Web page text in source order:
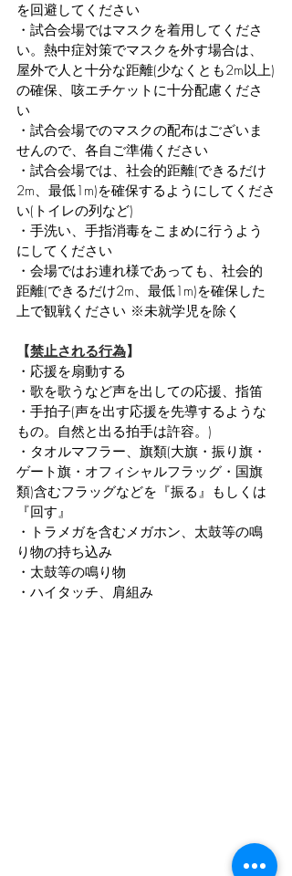
を回避してください
・試合会場ではマスクを着用してくださ
い。熱中症対策でマスクを外す場合は、
屋外で人と十分な距離(少なくとも2m以上)
の確保、咳エチケットに十分配慮くださ
い
・試合会場でのマスクの配布はございま
せんので、各自ご準備ください
・試合会場では、社会的距離(できるだけ
2m、最低1m)を確保するようにしてくださ
い(トイレの列など)
・手洗い、手指消毒をこまめに行うよう
にしてください
・会場ではお連れ様であっても、社会的
距離(できるだけ2m、最低1m)を確保した
上で観戦ください ※未就学児を除く
【禁止される行為】
・応援を扇動する
・歌を歌うなど声を出しての応援、指笛
・手拍子(声を出す応援を先導するような
もの。自然と出る拍手は許容。)
・タオルマフラー、旗類(大旗・振り旗・
ゲート旗・オフィシャルフラッグ・国旗
類)含むフラッグなどを『振る』もしくは
『回す』
・トラメガを含むメガホン、太鼓等の鳴
り物の持ち込み
・太鼓等の鳴り物
・ハイタッチ、肩組み